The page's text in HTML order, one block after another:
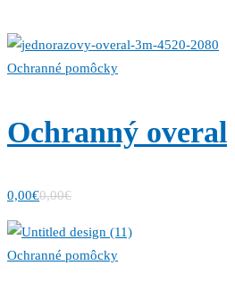
Ochranné pomôcky
Ochranný overal
0,00€0,00€
Ochranné pomôcky